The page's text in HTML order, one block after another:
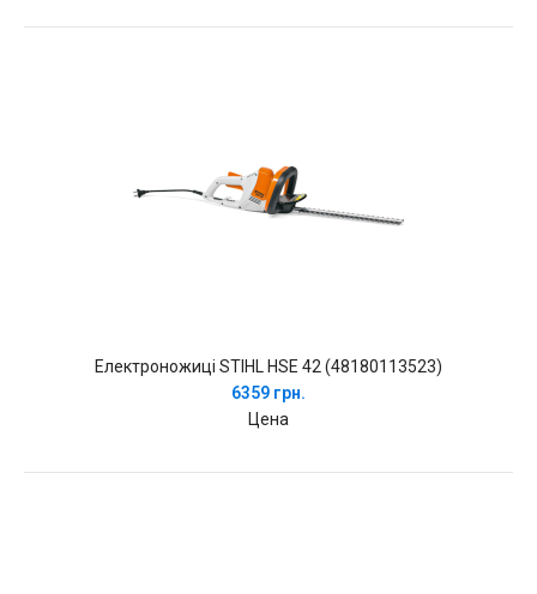
Електроножиці STIHL HSE 42 (48180113523)
6359 грн.
Цена